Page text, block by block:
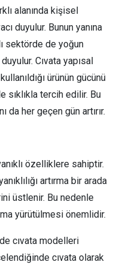
alanında kişisel
duyulur. Bunun yanına
sektörde de yoğun
Cıvata yapısal
ürünün gücünü
sıklıkla tercih edilir. Bu
da her geçen gün artırır.
özelliklere sahiptir.
artırma bir arada
üstlenir. Bu nedenle
yürütülmesi önemlidir.
cıvata modelleri
cıvata olarak